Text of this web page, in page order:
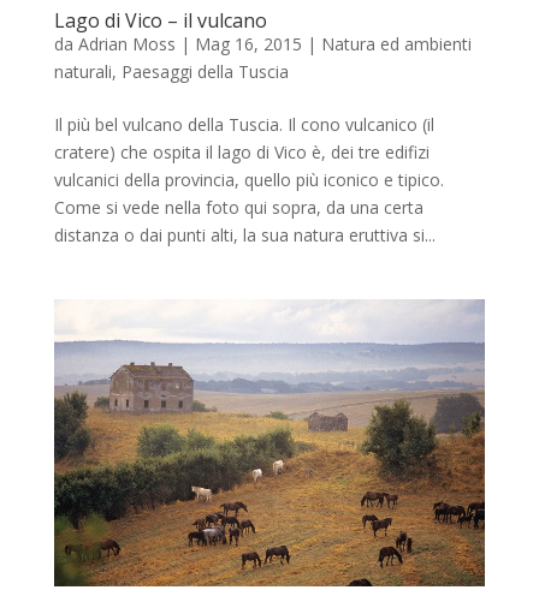
Lago di Vico – il vulcano
da Adrian Moss | Mag 16, 2015 | Natura ed ambienti
naturali, Paesaggi della Tuscia
Il più bel vulcano della Tuscia. Il cono vulcanico (il
cratere) che ospita il lago di Vico è, dei tre edifizi
vulcanici della provincia, quello più iconico e tipico.
Come si vede nella foto qui sopra, da una certa
distanza o dai punti alti, la sua natura eruttiva si...